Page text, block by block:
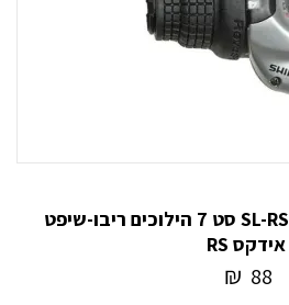
סט ידיות הילוכים SL-RS45 סט 7 הילוכים ריבו-שיפט
אידקס RS
88
₪